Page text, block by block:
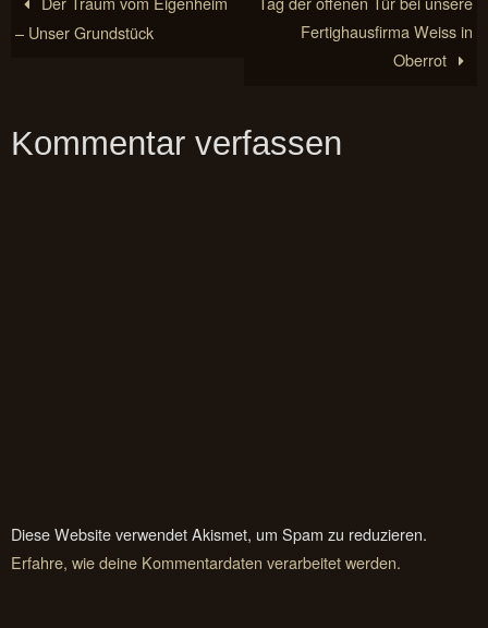
– Unser Grundstück
Fertighausfirma Weiss in
Oberrot
Kommentar verfassen
Diese Website verwendet Akismet, um Spam zu reduzieren.
Erfahre, wie deine Kommentardaten verarbeitet werden.